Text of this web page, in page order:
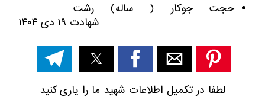
حجت جوکار ( ساله) رشت
شهادت ۱۹ دی ۱۴۰۴
لطفا در تکمیل اطلاعات شهید ما را یاری کنید